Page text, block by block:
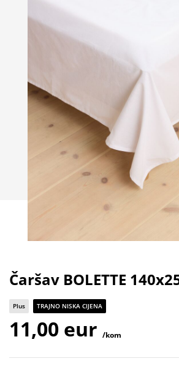
Čaršav BOLETTE
Plus TRAJNO NISKA CIJENA
11,00 eur /kom